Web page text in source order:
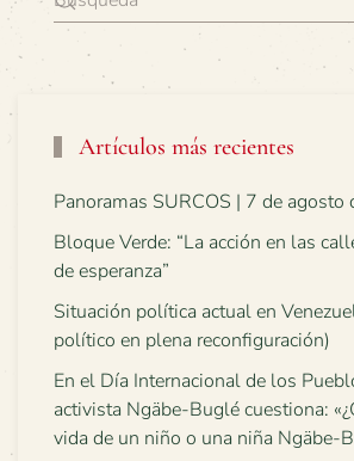
Artículos más recientes
Panoramas SURCOS | 7 de agosto
Bloque Verde: “La acción en las
de esperanza”
Situación política actual en
político en plena reconfiguración)
En el Día Internacional de los
activista Ngäbe-Buglé cuestiona:
vida de un niño o una niña Ngäbe-